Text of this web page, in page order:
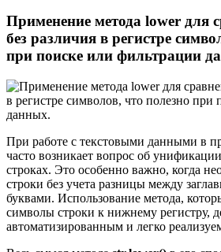
Применение метода lower для
без различия в регистре
при поиске или фильтрации
При работе с текстовыми данными в
часто возникает вопрос об
строках. Это особенно важно, когда
строки без учета разницы между
буквами. Использование метода,
символы строки к нижнему регистру,
автоматизированным и легко